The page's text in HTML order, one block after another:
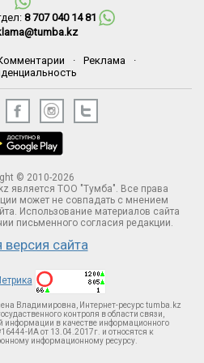
8 707 040 14 81
· Реклама
·
© 2010-2026
является ТОО "Тумба". Все права
может не совпадать с мнением
Использование материалов сайта
письменного согласия редакции.
версия сайта
Владимировна, Интернет-ресурс tumba.kz
контроля в области связи,
информации в качестве информационного
ИА от 13.04.2017г. и относятся к
информационному ресурсу.